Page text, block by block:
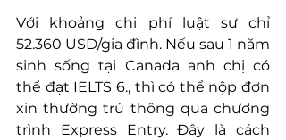
Với khoảng chi phí luật sư chỉ
52.360 USD/gia đình. Nếu sau 1 năm
sinh sống tại Canada anh chị có
thể đạt IELTS 6., thì có thể nộp đơn
xin thường trú thông qua chương
trình Express Entry. Đây là cách